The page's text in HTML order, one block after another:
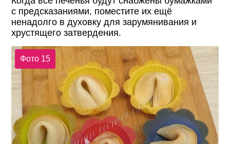
с предсказаниями, поместите их ещё
ненадолго в духовку для зарумянивания и
хрустящего затвердения.
Фото 15